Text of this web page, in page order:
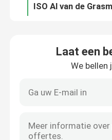
Contacteer ons
Vraag een offerte aan
kleine hydraulische
Laat een
We bellen